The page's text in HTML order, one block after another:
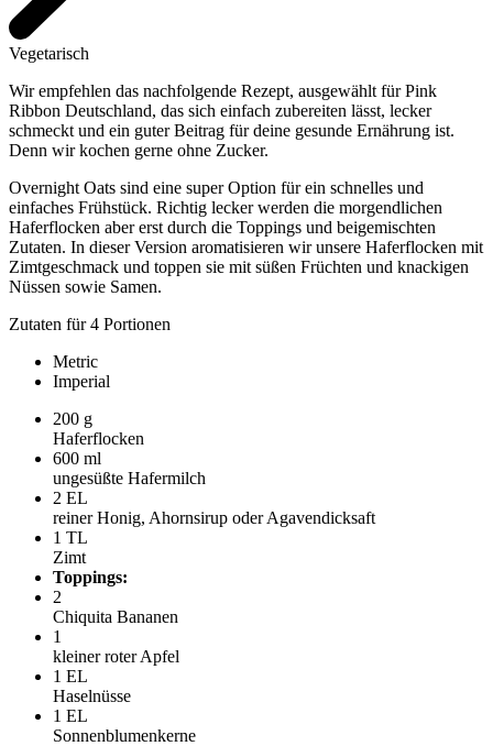
Vegetarisch
Wir empfehlen das nachfolgende Rezept, ausgewählt fürPink
Ribbon Deutschland, das sich einfach zubereiten lässt, lecker
schmeckt und ein guter Beitrag für deine gesunde Ernährung ist.
Denn wir kochen gerne ohne Zucker.
Overnight Oats sind eine super Option für ein schnelles und
einfaches Frühstück. Richtig lecker werden die morgendlichen
Haferflocken aber erst durch die Toppings und beigemischten
Zutaten. In dieser Version aromatisieren wir unsere Haferflocken mit
Zimtgeschmack und toppen sie mit süßen Früchten und knackigen
Nüssen sowie Samen.
Zutaten für 4 Portionen
Metric
Imperial
200 g
Haferflocken
600 ml
ungesüßte Hafermilch
2 EL
reiner Honig, Ahornsirup oder Agavendicksaft
1 TL
Zimt
Toppings:
2
Chiquita Bananen
1
kleiner roter Apfel
1 EL
Haselnüsse
1 EL
Sonnenblumenkerne